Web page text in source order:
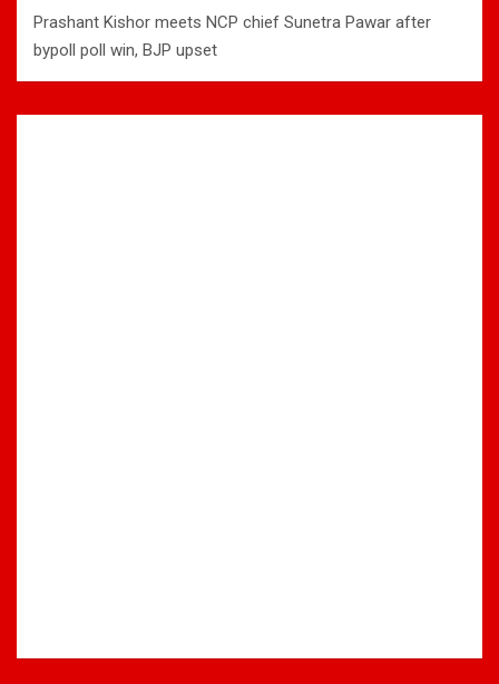
Prashant Kishor meets NCP chief Sunetra Pawar after
bypoll poll win, BJP upset